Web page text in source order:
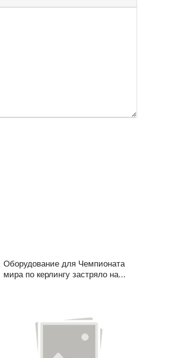
Оборудование для Чемпионата
мира по керлингу застряло на...